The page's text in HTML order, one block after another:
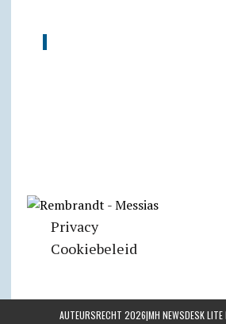
Privacy
Cookiebeleid
AUTEURSRECHT 2026|MH NEWSDESK